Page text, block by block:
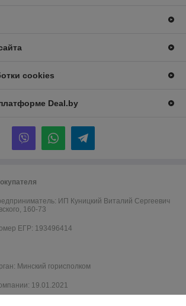
cookies
Deal.by
ИП Куницкий Виталий Сергеевич
160-73
ЕГР: 193496414
Минский горисполком
19.01.2021